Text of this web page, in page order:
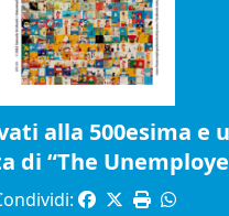
alla 500esima e
di “The